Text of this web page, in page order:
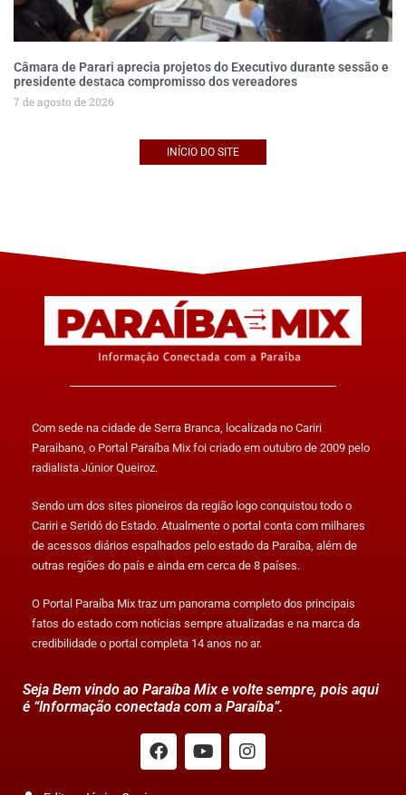
Câmara de Parari aprecia projetos do Executivo durante sessão e
presidente destaca compromisso dos vereadores
7 de agosto de 2026
INÍCIO DO SITE
Com sede na cidade de Serra Branca, localizada no Cariri
Paraibano, o Portal Paraíba Mix foi criado em outubro de 2009 pelo
radialista Júnior Queiroz.
Sendo um dos sites pioneiros da região logo conquistou todo o
Cariri e Seridó do Estado. Atualmente o portal conta com milhares
de acessos diários espalhados pelo estado da Paraíba, além de
outras regiões do país e ainda em cerca de 8 países.
O Portal Paraíba Mix traz um panorama completo dos principais
fatos do estado com notícias sempre atualizadas e na marca da
credibilidade o portal completa 14 anos no ar.
Seja Bem vindo ao Paraíba Mix e volte sempre, pois aqui
é “Informação conectada com a Paraíba”.